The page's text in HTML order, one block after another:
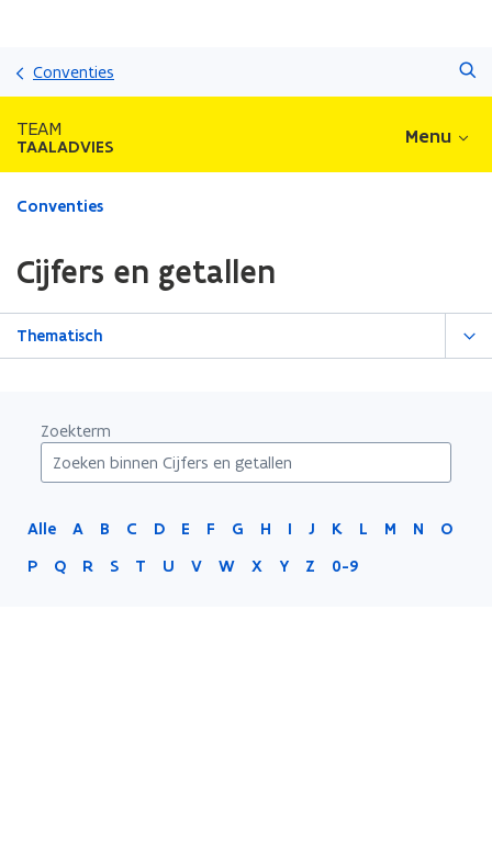
Conventies
TEAM
TAALADVIES Menu
Gedaan
bevindt
zich
op:
Cijfers
Conventies
Cijfers en getallen
Thematisch
Zoekterm
Alle A B C D E F G H I J K L M N
O
P
Q R S T U V W X Y Z 0-9